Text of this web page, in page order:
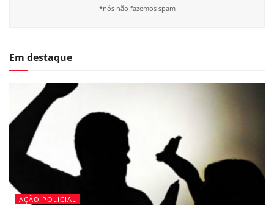
*nós não fazemos spam
Em destaque
AÇÃO POLICIAL